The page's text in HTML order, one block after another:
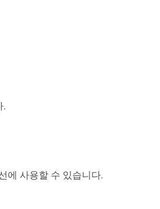
.
에 사용할 수 있습니다.